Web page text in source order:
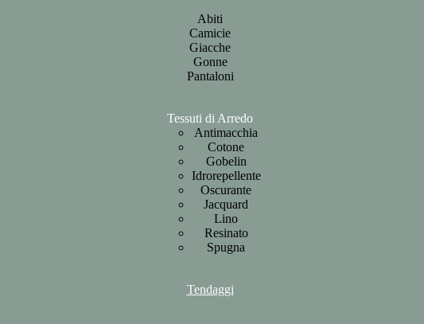
Abiti
Camicie
Giacche
Gonne
Pantaloni
Tessuti di Arredo
Antimacchia
Cotone
Gobelin
Idrorepellente
Oscurante
Jacquard
Lino
Resinato
Spugna
Tendaggi